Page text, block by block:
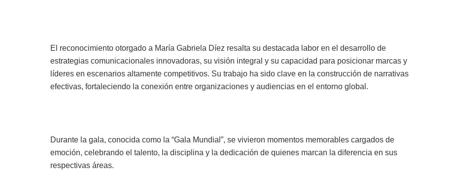
El reconocimiento otorgado a María Gabriela Díez resalta su destacada labor en el desarrollo de
estrategias comunicacionales innovadoras, su visión integral y su capacidad para posicionar marcas y
líderes en escenarios altamente competitivos. Su trabajo ha sido clave en la construcción de narrativas
efectivas, fortaleciendo la conexión entre organizaciones y audiencias en el entorno global.
Durante la gala, conocida como la “Gala Mundial”, se vivieron momentos memorables cargados de
emoción, celebrando el talento, la disciplina y la dedicación de quienes marcan la diferencia en sus
respectivas áreas.